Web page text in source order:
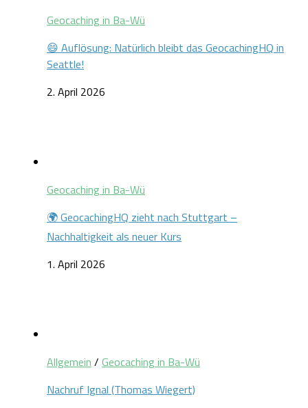
Geocaching in Ba-Wü
😄 Auflösung: Natürlich bleibt das GeocachingHQ in
Seattle!
2. April 2026
Geocaching in Ba-Wü
🌍 GeocachingHQ zieht nach Stuttgart –
Nachhaltigkeit als neuer Kurs
1. April 2026
Allgemein / Geocaching in Ba-Wü
Nachruf Ignal (Thomas Wiegert)